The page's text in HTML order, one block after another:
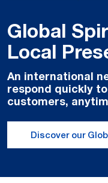
Global
Local
An international
respond quickly
customers,
Discover our